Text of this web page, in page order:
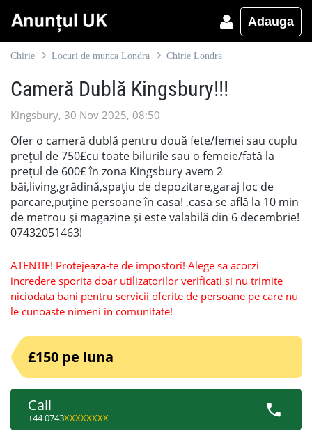
Adauga
Chirie Locuri de munca Londra Chirie Londra
Cameră Dublă Kingsbury!!!
Kingsbury, 30 Nov 2025, 08:50
Ofer o cameră dublă pentru două fete/femei sau cuplu
prețul de 750£cu toate bilurile sau o femeie/fată la
prețul de 600£ în zona Kingsbury avem 2
băi,living,grădină,spațiu de depozitare,garaj loc de
parcare,puține persoane în casa! ,casa se află la 10 min
de metrou și magazine și este valabilă din 6 decembrie!
07432051463!
ATENTIE! Protejeaza-te de impostori! Alege sa acorzi
incredere sporita doar utilizatorilor verificati si nu trimite
niciodata bani pentru servicii oferite de persoane pe care nu
le cunoaste nimeni in comunitate!
£150 pe luna
Call
+44 0743XXXXXXXX